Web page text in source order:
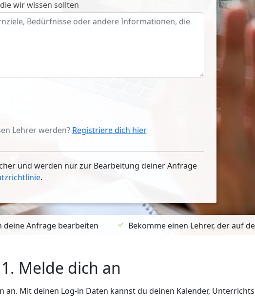
wir wissen sollten
Lehrer werden? Registriere dich hier
und werden nur zur Bearbeitung deiner Anfrage
.
Anfrage bearbeiten Bekomme einen Lehrer, der auf
1. Melde dich an
Mit deinen Log-in Daten kannst du deinen Kalender,